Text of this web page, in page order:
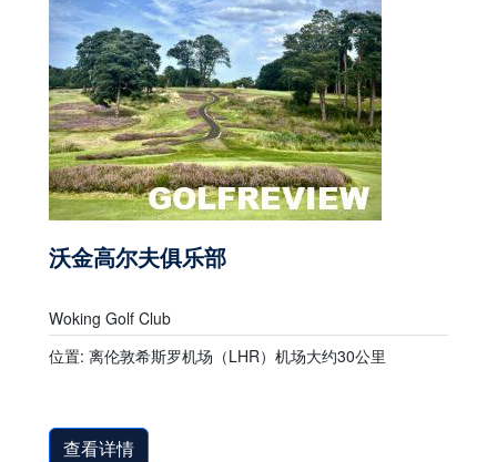
沃金高尔夫俱乐部
Woking Golf Club
位置: 离伦敦希斯罗机场（LHR）机场大约30公里
查看详情